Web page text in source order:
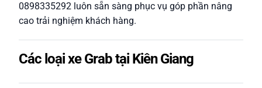
0898335292 luôn sẵn sàng phục vụ góp phần nâng
cao trải nghiệm khách hàng.
Các loại xe Grab tại Kiên Giang